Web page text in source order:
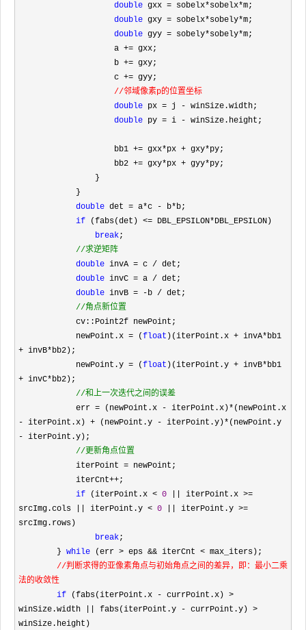
double gxx = sobelx*sobelx*m;
double gxy = sobelx*sobely*m;
double gyy = sobely*sobely*m;
                    a
+= gxx;
                    b
+= gxy;
                    c
+= gyy;
//邻域像素p的位置坐标
double px = j - winSize.width;
double py = i - winSize.height;
                    bb1
+= gxx*px + gxy*py;
                    bb2
+= gxy*px + gyy*py;
double det = a*c - b*b;
if (fabs(det) <= DBL_EPSILON*DBL_EPSILON)
break;
//求逆矩阵
double invA = c / det;
double invC = a / det;
double invB = -b / det;
//角点新位置
            newPoint.x
= (float )(iterPoint.x + invA*bb1
+ invB*bb2);
            newPoint.y
= (float )(iterPoint.y + invB*bb1
+ invC*bb2);
//和上一次迭代之间的误差
- iterPoint.x) + (newPoint.y - iterPoint.y)*(newPoint.y
- iterPoint.y);
//更新角点位置
            iterPoint =
newPoint;
            iterCnt
++;
if (iterPoint.x < 0 || iterPoint.x >=
srcImg.cols || iterPoint.y < 0 || iterPoint.y >=
srcImg.rows)
break;
        }
while (err > eps && iterCnt < max_iters);
//判断求得的亚像素角点与初始角点之间的差异，即：最小二乘
法的收敛性
if (fabs(iterPoint.x - currPoint.x) >
winSize.width || fabs(iterPoint.y - currPoint.y) >
winSize.height)